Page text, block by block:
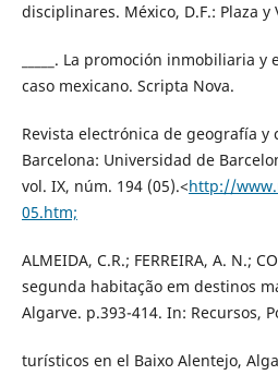
disciplinares. México, D.F.: Plaza y
_____. La promoción inmobiliaria
caso mexicano. Scripta Nova.
Revista electrónica de geografía y
Barcelona: Universidad de
vol. IX, núm. 194 (05).<http://
05.htm;
ALMEIDA, C.R.; FERREIRA, A. N.;
segunda habitação em destinos
Algarve. p.393-414. In: Recursos,
turísticos en el Baixo Alentejo,